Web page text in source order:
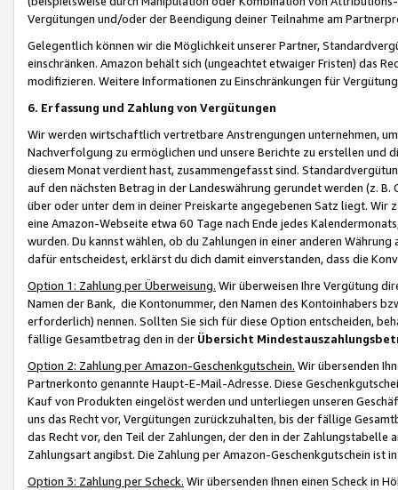
Vergütungen und/oder der Beendigung deiner Teilnahme am
Gelegentlich können wir die Möglichkeit unserer Partner,
einschränken. Amazon behält sich (ungeachtet etwaiger Fristen) das
modifizieren. Weitere Informationen zu Einschränkungen für
6. Erfassung und Zahlung von Vergütungen
Wir werden wirtschaftlich vertretbare Anstrengungen unternehmen,
Nachverfolgung zu ermöglichen und unsere Berichte zu erstellen und
diesem Monat verdient hast, zusammengefasst sind.
auf den nächsten Betrag in der Landeswährung gerundet werden (z.
über oder unter dem in deiner Preiskarte angegebenen Satz liegt.
eine Amazon-Webseite etwa 60 Tage nach Ende jedes
wurden. Du kannst wählen, ob du Zahlungen in einer anderen
dafür entscheidest, erklärst du dich damit einverstanden, dass die
Option 1: Zahlung per Überweisung. Wir überweisen Ihre Vergütung
Namen der Bank, die Kontonummer, den Namen des Kontoinhabers
erforderlich) nennen. Sollten Sie sich für diese Option entscheiden,
fällige Gesamtbetrag den in der Übersicht
Option 2: Zahlung per Amazon-Geschenkgutschein. Wir übersenden
Partnerkonto genannte Haupt-E-Mail-Adresse. Diese
Kauf von Produkten eingelöst werden und unterliegen unseren
uns das Recht vor, Vergütungen zurückzuhalten, bis der fällige
das Recht vor, den Teil der Zahlungen, der den in der
Zahlungsart angibst. Die Zahlung per Amazon-Geschenkgutschein ist
Option 3: Zahlung per Scheck. Wir übersenden Ihnen einen Scheck in